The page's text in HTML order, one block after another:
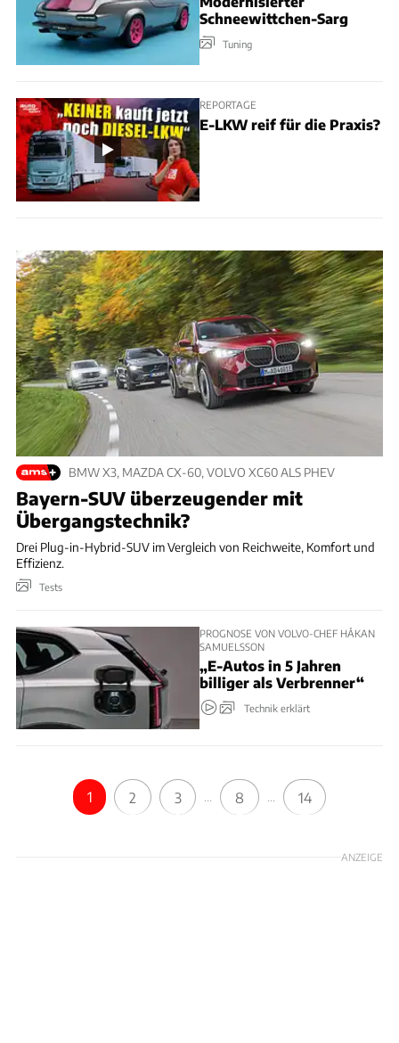
Schneewittchen-Sarg
Tuning
REPORTAGE
E-LKW reif für die Praxis?
BMW X3, MAZDA CX-60, VOLVO XC60 ALS PHEV
Bayern-SUV überzeugender mit
Übergangstechnik?
Drei Plug-in-Hybrid-SUV im Vergleich von Reichweite, Komfort und
Effizienz.
Tests
PROGNOSE VON VOLVO-CHEF HÅKAN
SAMUELSSON
„E-Autos in 5 Jahren
billiger als Verbrenner“
Technik erklärt
1 2 3 ... 8 ... 14
ANZEIGE